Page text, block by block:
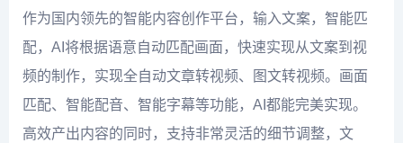
作为国内领先的智能内容创作平台，输入文案，智能匹
配，AI将根据语意自动匹配画面，快速实现从文案到视
频的制作，实现全自动文章转视频、图文转视频。画面
匹配、智能配音、智能字幕等功能，AI都能完美实现。
高效产出内容的同时，支持非常灵活的细节调整，文